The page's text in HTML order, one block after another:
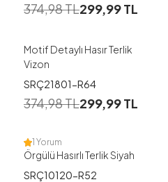
374,98TL299,99TL
37 38 39 40
Motif Detaylı Hasır Terlik
Vizon
SRÇ21801-R64
374,98TL299,99TL
38 39 40
1 Yorum
Örgülü Hasırlı Terlik Siyah
SRÇ10120-R52